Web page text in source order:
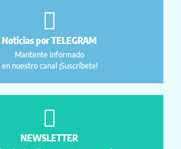
Noticias por TELEGRAM
Mantente informado
en nuestro canal ¡Suscríbete!
NEWSLETTER